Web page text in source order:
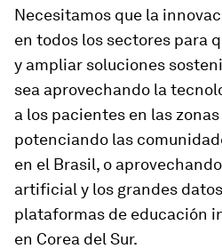
Necesitamos que la
en todos los sectores para
y ampliar soluciones
sea aprovechando la
a los pacientes en las
potenciando las
en el Brasil, o
artificial y los grandes
plataformas de educación
en Corea del Sur.